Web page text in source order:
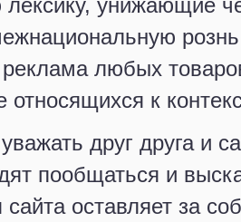
унижающие
рознь
любых
относящихся к
друг друга и
пообщаться и
оставляет за